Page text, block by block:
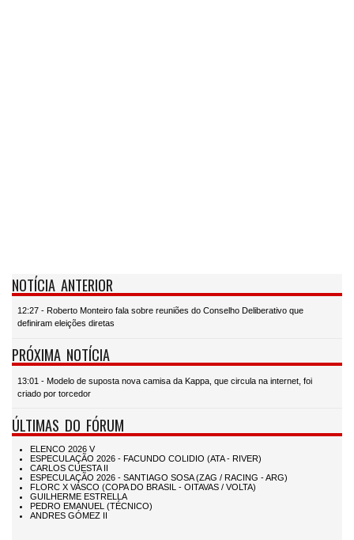
NOTÍCIA ANTERIOR
12:27 - Roberto Monteiro fala sobre reuniões do Conselho Deliberativo que
definiram eleições diretas
PRÓXIMA NOTÍCIA
13:01 - Modelo de suposta nova camisa da Kappa, que circula na internet, foi
criado por torcedor
ÚLTIMAS DO FÓRUM